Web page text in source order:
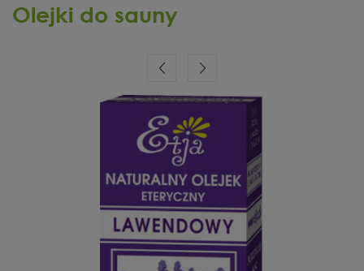
Olejki do sauny